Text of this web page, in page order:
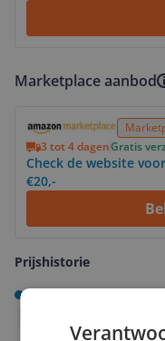
Marketplace aanbod
3 tot 4 dagenGratis
Check de website
€20,-
Prijshistorie
Laagste prijs